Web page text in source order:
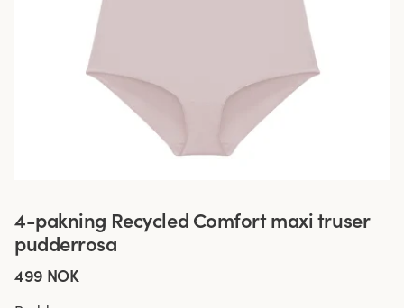
4-pakning Recycled Comfort maxi truser
pudderrosa
499 NOK